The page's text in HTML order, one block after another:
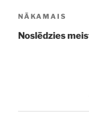
Nākamā
ziņa
NĀKAMAIS
Noslēdzies